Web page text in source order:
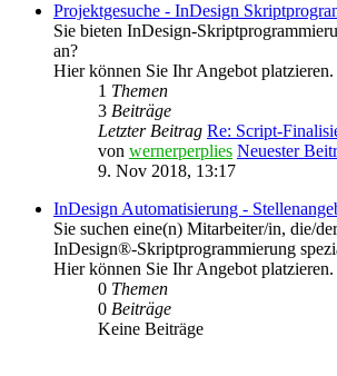
Projektgesuche - InDesign
Sie bieten InDesign-
an?
Hier können Sie Ihr Angebot platzieren.
1 Themen
3 Beiträge
Letzter Beitrag Re: Script-
von wernerperplies Neuester
9. Nov 2018, 13:17
InDesign Automatisierung -
Sie suchen eine(n) Mitarbeiter/in, die/
InDesign®-Skriptprogrammierung
Hier können Sie Ihr Angebot platzieren.
0 Themen
0 Beiträge
Keine Beiträge